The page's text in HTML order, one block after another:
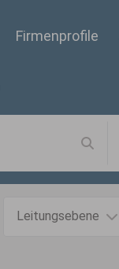
Firmenprofile
Leitungsebene